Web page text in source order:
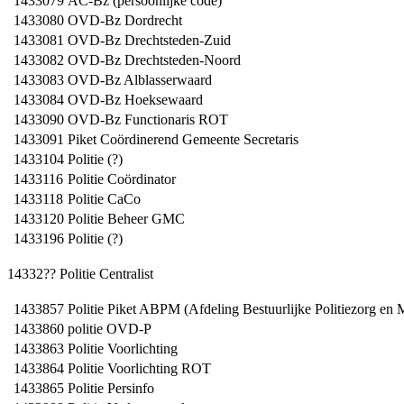
1433080 OVD-Bz Dordrecht
1433081 OVD-Bz Drechtsteden-Zuid
1433082 OVD-Bz Drechtsteden-Noord
1433083 OVD-Bz Alblasserwaard
1433084 OVD-Bz Hoeksewaard
1433090 OVD-Bz Functionaris ROT
1433091 Piket Coördinerend Gemeente Secretaris
1433104 Politie (?)
1433116 Politie Coördinator
1433118 Politie CaCo
1433120 Politie Beheer GMC
1433196 Politie (?)
14332?? Politie Centralist
1433857 Politie Piket ABPM (Afdeling Bestuurlijke Politiezorg en
1433860 politie OVD-P
1433863 Politie Voorlichting
1433864 Politie Voorlichting ROT
1433865 Politie Persinfo